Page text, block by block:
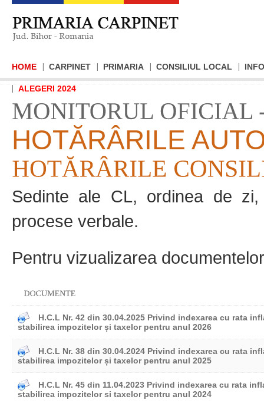
HOME CARPINET PRIMARIA CONSILIUL LOCAL
ALEGERI 2024
HOTĂRÂRILE
Sedinte ale CL, ordinea de
procese verbale.
Pentru vizualizarea
H.C.L Nr. 42 din 30.04.2025 Privind indexarea cu rata
stabilirea impozitelor și taxelor pentru anul 2026
H.C.L Nr. 38 din 30.04.2024 Privind indexarea cu rata
stabilirea impozitelor și taxelor pentru anul 2025
H.C.L Nr. 45 din 11.04.2023 Privind indexarea cu rata
stabilirea impozitelor si taxelor pentru anul 2024